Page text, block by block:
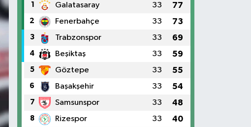
1 Galatasaray 33 77
2 Fenerbahçe 33 73
3 Trabzonspor 33 69
4 Beşiktaş 33 59
5 Göztepe 33 55
6 Başakşehir 33 54
7 Samsunspor 33 48
8 Rizespor 33 40